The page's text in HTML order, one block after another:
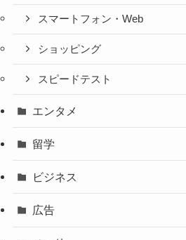
スマートフォン・Web
ショッピング
スピードテスト
エンタメ
留学
ビジネス
広告